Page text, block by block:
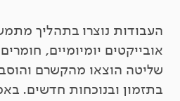
העבודות נוצרו בתהליך
אובייקטים יומיומיים,
שליטה הוצאו מהקשרם
בתזמון ובנוכחות חדשים.